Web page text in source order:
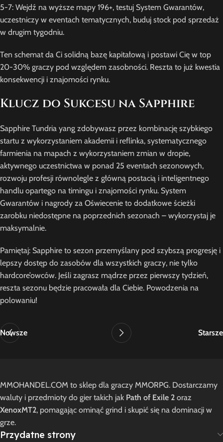
5-7: Wejdź na wyższe mapy 196+, testuj System Gwarantów,
uczestniczy w eventach tematycznych, buduj stock pod sprzedaż
w drugim tygodniu.
Ten schemat da Ci solidną bazę kapitałową i postawi Cię w top
20-30% graczy pod względem zasobności. Reszta to już kwestia
konsekwencji i znajomości rynku.
Klucz do Sukcesu na Sapphire
Sapphire Tundria yang zdobywasz przez kombinację szybkiego
startu z wykorzystaniem akademii i reflinka, systematycznego
farmienia na mapach z wykorzystaniem zmian w dropie,
aktywnego uczestnictwa w ponad 25 eventach sezonowych,
rozwoju profesji równolegle z główną postacią i inteligentnego
handlu opartego na timingu i znajomości rynku. System
Gwarantów i nagrody za Oświecenie to dodatkowe ścieżki
zarobku niedostępne na poprzednich sezonach – wykorzystaj je
maksymalnie.
Pamiętaj: Sapphire to sezon przemyślany pod szybszą progresję i
lepszy dostęp do zasobów dla wszystkich graczy, nie tylko
hardcore’owców. Jeśli zagrasz mądrze przez pierwszy tydzień,
reszta sezonu będzie pracowała dla Ciebie. Powodzenia na
polowaniu!
Nowsze Starsze
MMOHANDEL.COM to sklep dla graczy MMORPG. Dostarczamy
waluty i przedmioty do gier takich jak Path of Exile 2 oraz
XenoxMT2, pomagając ominąć grind i skupić się na dominacji w
grze.
Przydatne strony